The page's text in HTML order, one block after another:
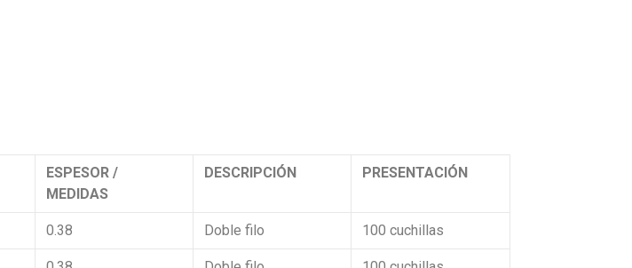
ESPESOR /
MEDIDAS
DESCRIPCIÓN PRESENTACIÓN
0.38 Doble filo 100 cuchillas